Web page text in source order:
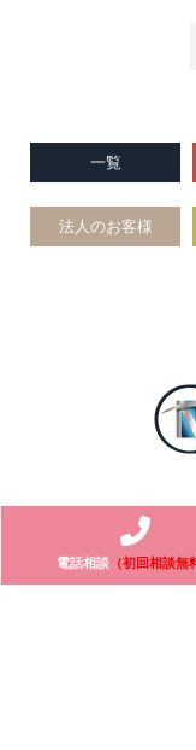
一覧
法人のお客様
電話相談（初回相談無